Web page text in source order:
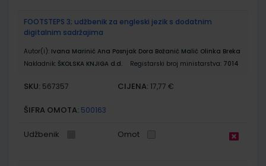
FOOTSTEPS 3; udžbenik za engleski jezik s dodatnim
digitalnim sadržajima
Autor(i): Ivana Marinić Ana Posnjak Dora Božanić Malić Olinka Breka
Nakladnik: ŠKOLSKA KNJIGA d.d. Registarski broj ministarstva: 7014
SKU: 567357 CIJENA: 17,77 €
ŠIFRA OMOTA: 500163
Udžbenik Omot